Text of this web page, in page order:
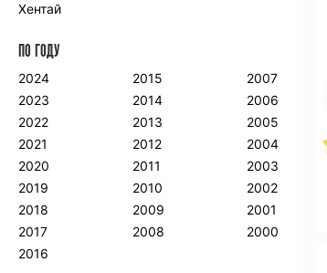
Хентай
ПО ГОДУ
2024
2023
2022
2021
2020
2019
2018
2017
2016
2015
2014
2013
2012
2011
2010
2009
2008
2007
2006
2005
2004
2003
2002
2001
2000